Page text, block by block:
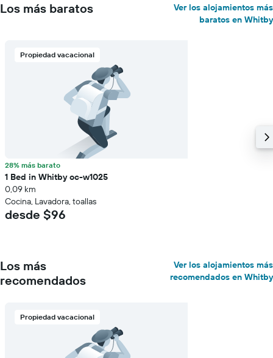
Los más baratos
Ver los alojamientos más
baratos en Whitby
Propiedad vacacional
28% más barato
1 Bed in Whitby oc-w1025
0,09 km
Cocina, Lavadora, toallas
desde $96
Los más
recomendados
Ver los alojamientos más
recomendados en Whitby
Propiedad vacacional